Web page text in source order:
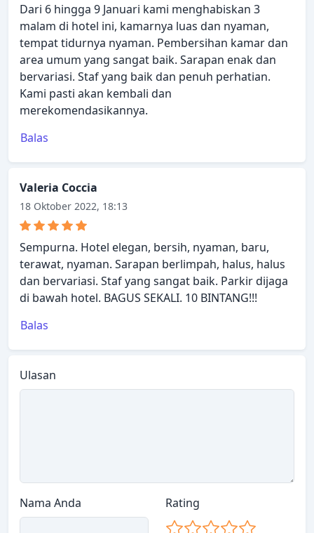
Dari 6 hingga 9 Januari kami menghabiskan 3
malam di hotel ini, kamarnya luas dan nyaman,
tempat tidurnya nyaman. Pembersihan kamar dan
area umum yang sangat baik. Sarapan enak dan
bervariasi. Staf yang baik dan penuh perhatian.
Kami pasti akan kembali dan
merekomendasikannya.
Balas
Valeria Coccia
18 Oktober 2022, 18:13
Sempurna. Hotel elegan, bersih, nyaman, baru,
terawat, nyaman. Sarapan berlimpah, halus, halus
dan bervariasi. Staf yang sangat baik. Parkir dijaga
di bawah hotel. BAGUS SEKALI. 10 BINTANG!!!
Balas
Ulasan
Nama Anda Rating